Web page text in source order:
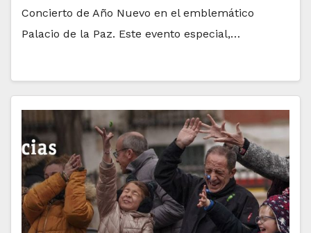
Concierto de Año Nuevo en el emblemático
Palacio de la Paz. Este evento especial,…